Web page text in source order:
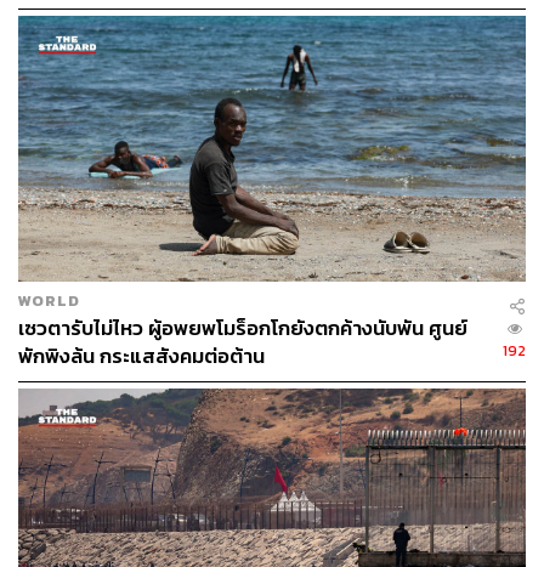
ฝ่ายสนับสนุนนายการ์เลสเสนอให้เขาเข้าร่วมพิธีสาบานตน
เข้ารับตำแหน่งผู้นำแคว้นภายในสภาท้องถิ่นผ่านวิดีโอคอล
จากเบลเยียม ในขณะที่รัฐบาลกลางที่กรุงมาดริดคัดค้าน
การกระทำดังกล่าว พร้อมชี้ว่านายการ์เลสไม่สามารถบริหาร
แคว้นผ่านทางวิดีโอจากระยะไกลได้
ดร.เชาวฤทธิ์ เชาว์แสงรัตน์อาจารย์ประจำภาควิชา
ประวัติศาสตร์ ปรัชญา และวรรณคดีอังกฤษ คณะ
ศิลปศาสตร์ มหาวิทยาลัยธรรมศาสตร์ ผู้เชี่ยวชาญด้าน
การเมือง เศรษฐกิจ และสังคมลาตินอเมริกา เคยได้ให้
สัมภาษณ์กับ THE STANDARD ว่า “ผลการเลือกตั้งครั้งที่
ผ่านมาอาจจะต้องให้โอกาสนางอิเนส ซึ่งเป็นผู้ที่ได้รับคะแนน
โหวตมากที่สุดเป็นอันดับหนึ่งในการจัดตั้งรัฐบาลก่อน ซึ่งไม่
แน่ว่าเธออาจจะจัดตั้งรัฐบาลเสียงข้างน้อยในสภากาตาลุ
ญญาได้สำเร็จ แต่ถ้าหากสภาลงมติโหวตให้นายการ์เลสเป็น
ผู้นำแคว้นอีกหนึ่งสมัย คำถามสำคัญคือนายการ์เลสจะเดิน
ทางกลับเข้าประเทศอีกครั้งในขณะที่ยังมีความผิดติดตัวได้
WORLD
เซวตารับไม่ไหว ผู้อพยพโมร็อกโกยังตกค้างนับพัน ศูนย์
พักพิงล้น กระแสสังคมต่อต้าน
192